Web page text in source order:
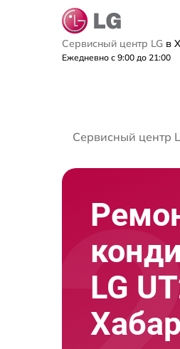
Сервисный центр LG в
Ежедневно с 9:00 до 21:00
Сервисный центр
LG